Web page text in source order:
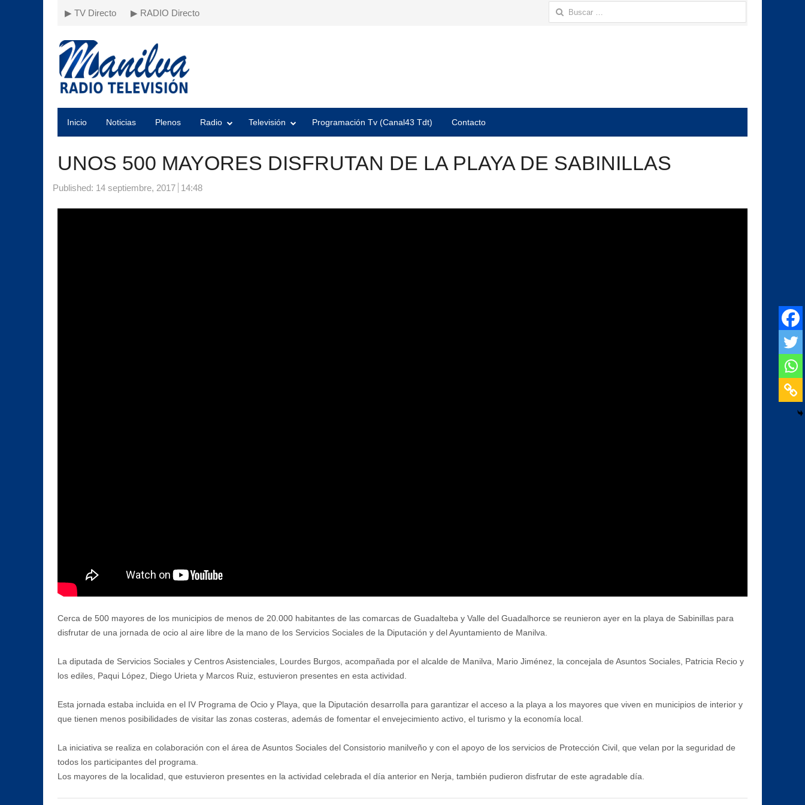
▶ TV Directo ▶ RADIO Directo Buscar:
Inicio Noticias Plenos Radio Televisión Programación Tv (Canal43 Tdt) Contacto
UNOS 500 MAYORES DISFRUTAN DE LA PLAYA DE SABINILLAS
Published: 14 septiembre, 2017 14:48
Cerca de 500 mayores de los municipios de menos de 20.000 habitantes de las comarcas de Guadalteba y Valle del Guadalhorce se reunieron ayer en la playa de Sabinillas para
disfrutar de una jornada de ocio al aire libre de la mano de los Servicios Sociales de la Diputación y del Ayuntamiento de Manilva.
La diputada de Servicios Sociales y Centros Asistenciales, Lourdes Burgos, acompañada por el alcalde de Manilva, Mario Jiménez, la concejala de Asuntos Sociales, Patricia Recio y
los ediles, Paqui López, Diego Urieta y Marcos Ruiz, estuvieron presentes en esta actividad.
Esta jornada estaba incluida en el IV Programa de Ocio y Playa, que la Diputación desarrolla para garantizar el acceso a la playa a los mayores que viven en municipios de interior y
que tienen menos posibilidades de visitar las zonas costeras, además de fomentar el envejecimiento activo, el turismo y la economía local.
La iniciativa se realiza en colaboración con el área de Asuntos Sociales del Consistorio manilveño y con el apoyo de los servicios de Protección Civil, que velan por la seguridad de
todos los participantes del programa.
Los mayores de la localidad, que estuvieron presentes en la actividad celebrada el día anterior en Nerja, también pudieron disfrutar de este agradable día.